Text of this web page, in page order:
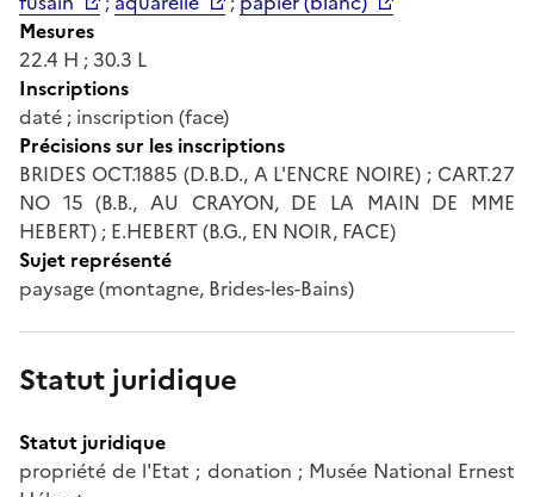
Mesures
22.4 H ; 30.3 L
Inscriptions
daté ; inscription (face)
Précisions sur les inscriptions
BRIDES OCT.1885 (D.B.D., A L'ENCRE NOIRE) ; CART.27
NO 15 (B.B., AU CRAYON, DE LA MAIN DE MME
HEBERT) ; E.HEBERT (B.G., EN NOIR, FACE)
Sujet représenté
paysage (montagne, Brides-les-Bains)
Statut juridique
Statut juridique
propriété de l'Etat ; donation ; Musée National Ernest